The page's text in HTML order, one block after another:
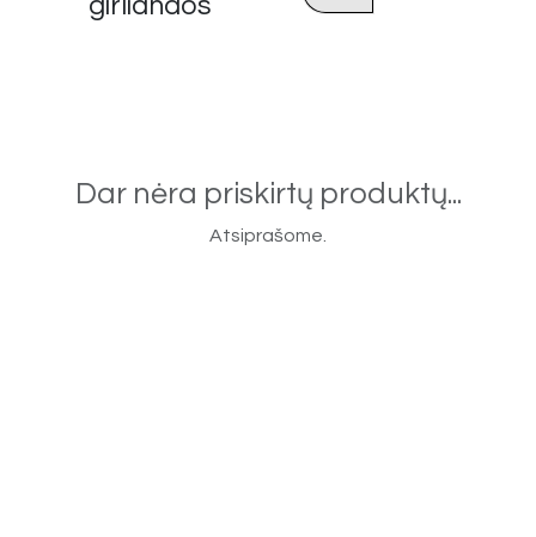
girliandos
Dar nėra priskirtų produktų...
Atsiprašome.